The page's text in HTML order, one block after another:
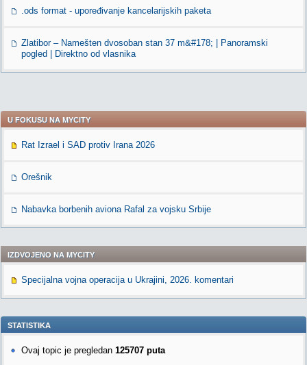
.ods format - upoređivanje kancelarijskih paketa
Zlatibor – Namešten dvosoban stan 37 m&#178; | Panoramski
pogled | Direktno od vlasnika
U FOKUSU NA MYCITY
Rat Izrael i SAD protiv Irana 2026
Orešnik
Nabavka borbenih aviona Rafal za vojsku Srbije
IZDVOJENO NA MYCITY
Specijalna vojna operacija u Ukrajini, 2026. komentari
STATISTIKA
Ovaj topic je pregledan 125707 puta